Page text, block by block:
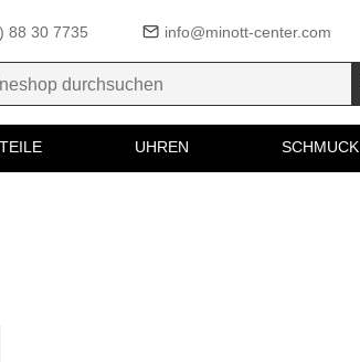
88 30 7735 info@minott-center.com
UHREN SCHMUCK